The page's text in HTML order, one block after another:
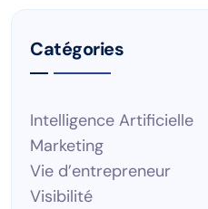
Catégories
Intelligence Artificielle
Marketing
Vie d’entrepreneur
Visibilité